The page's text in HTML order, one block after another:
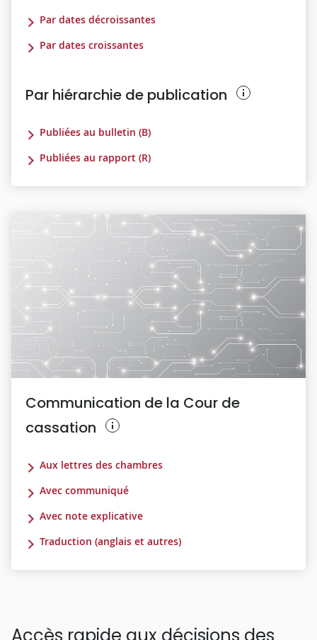
Par dates décroissantes
Par dates croissantes
Par hiérarchie de publication
Publiées au bulletin (B)
Publiées au rapport (R)
Communication de la Cour de
cassation
Aux lettres des chambres
Avec communiqué
Avec note explicative
Traduction (anglais et autres)
Accès rapide aux décisions des